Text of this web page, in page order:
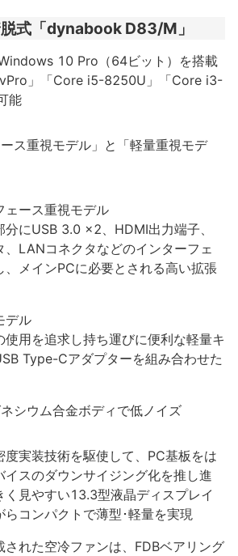
式「dynabook D83/M」
10 Pro（64ビット）を搭載
」「Core i5-8250U」「Core i3-
能
ス重視モデル」と「軽量重視モデ
ェース重視モデル
分にUSB 3.0 x2、HDMI出力端子、
、LANコネクタなどのインターフェ
、メインPCに必要とされる高い拡張
デル
使用を追求し持ち運びに便利な軽量キ
Type-Cアダプターを組み合わせた
シウム合金ボディで低ノイズ
度実装技術を駆使して、PC基板をは
イスのダウンサイジング化を推し進
く見やすい13.3型液晶ディスプレイ
らコンパクトで薄型･軽量を実現
された空冷ファンは、FDBベアリング